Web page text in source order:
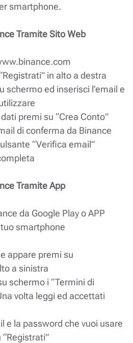
smartphone.
Tramite Sito Web
in alto a destra
schermo ed inserisci l’email e
premi su “Crea Conto”
di conferma da Binance
“Verifica email”
Tramite App
da Google Play o APP
smartphone
appare premi su
a sinistra
schermo i “Termini di
volta leggi ed accettati
e la password che vuoi usare